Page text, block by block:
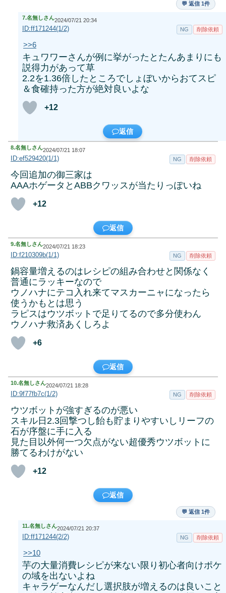
💬 返信 1件
7.名無しさん2024/07/21 20:34
ID:ff171244(1/2) NG 削除依頼
>>6
キュワワーさんが例に挙がったとたんあまりにも
説得力があって草
2.2を1.36倍したところでしょぼいからおてスピ
＆食確持った方が絶対良いよな
+12
返信
8.名無しさん2024/07/21 18:07
ID:ef529420(1/1) NG 削除依頼
今回追加の御三家は
AAAホゲータとABBクワッスが当たりっぽいね
+12
返信
9.名無しさん2024/07/21 18:23
ID:f210309b(1/1) NG 削除依頼
鍋容量増えるのはレシピの組み合わせと関係なく
普通にラッキーなので
ウノハナにテコ入れ来てマスカーニャになったら
使うかもとは思う
ラピスはウツボットで足りてるので多分使わん
ウノハナ救済あくしろよ
+6
返信
10.名無しさん2024/07/21 18:28
ID:9f77fb7c(1/2) NG 削除依頼
ウツボットが強すぎるのが悪い
スキル日2.3回撃つし飴も貯まりやすいしリーフの
石が序盤に手に入る
見た目以外何一つ欠点がない超優秀ウツボットに
勝てるわけがない
+12
返信
💬 返信 1件
11.名無しさん2024/07/21 20:37
ID:ff171244(2/2) NG 削除依頼
>>10
芋の大量消費レシピが来ない限り初心者向けポケ
の域を出ないよね
キャラゲーなんだし選択肢が増えるのは良いこと